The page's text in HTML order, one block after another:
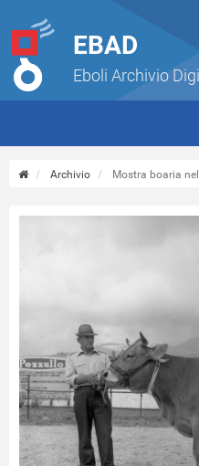
EBAD
Eboli Archivio
Archivio Mostra boaria